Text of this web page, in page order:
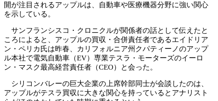
開が注目されるアップルは、自動車や医療機器分野に強い関心
を示している。
サンフランシスコ・クロニクルが関係者の話として伝えたと
ころによると、アップルの買収・合併責任者であるエイドリア
ン・ペリカ氏は昨春、カリフォルニア州クパティーノのアップ
ル本社で電気自動車（EV）専業テスラ・モーターズのイーロ
ン・マスク最高経営責任者（CEO）と会った。
シリコンバレーの巨大企業の上席幹部同士が会談したのは、
アップルがテスラ買収に大きな関心を持っているとアナリスト